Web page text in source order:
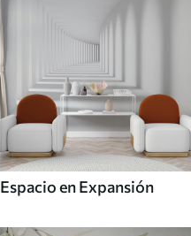
Espacio en Expansión